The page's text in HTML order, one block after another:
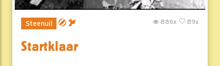
Steenuil 89x
886x
Startklaar